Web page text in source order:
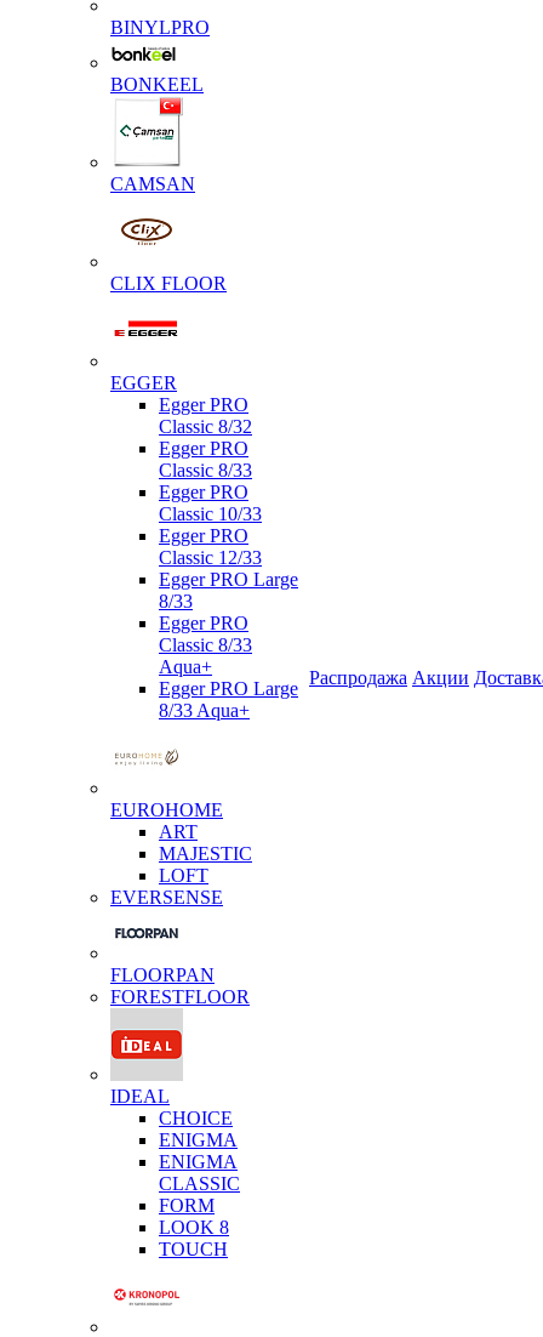
BINYLPRO
BONKEEL
CAMSAN
CLIX FLOOR
EGGER
Egger PRO
Classic 8/32
Egger PRO
Classic 8/33
Egger PRO
Classic 10/33
Egger PRO
Classic 12/33
Egger PRO Large
8/33
Egger PRO
Classic 8/33
Aqua+
Egger PRO Large
8/33 Aqua+
EUROHOME
ART
MAJESTIC
LOFT
EVERSENSE
FLOORPAN
FORESTFLOOR
IDEAL
CHOICE
ENIGMA
ENIGMA
CLASSIC
FORM
LOOK 8
TOUCH
Распродажа Акции